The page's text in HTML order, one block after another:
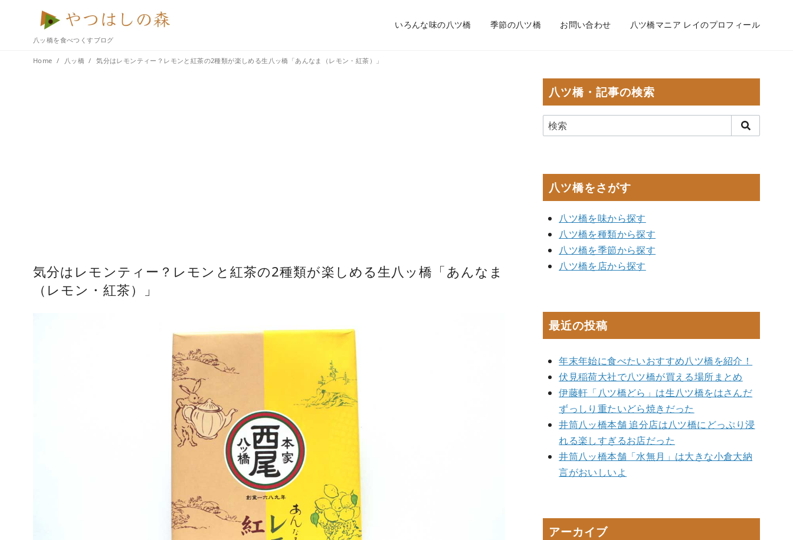
八ッ橋を食べつくすブログ
いろんな味の八ツ橋 季節の八ツ橋 お問い合わせ 八ツ橋マニア レイのプロフィール
Home 八ッ橋 気分はレモンティー？レモンと紅茶の2種類が楽しめる生八ッ橋「あんなま（レモン・紅茶）」
気分はレモンティー？レモンと紅茶の2種類が楽しめる生八ッ橋「あんなま
（レモン・紅茶）」
八ツ橋・記事の検索
八ツ橋をさがす
八ツ橋を味から探す
八ツ橋を種類から探す
八ツ橋を季節から探す
八ツ橋を店から探す
最近の投稿
年末年始に食べたいおすすめ八ツ橋を紹介！
伏見稲荷大社で八ツ橋が買える場所まとめ
伊藤軒「八ツ橋どら」は生八ツ橋をはさんだ
ずっしり重たいどら焼きだった
井筒八ッ橋本舗 追分店は八ツ橋にどっぷり浸
れる楽しすぎるお店だった
井筒八ッ橋本舗「水無月」は大きな小倉大納
言がおいしいよ
アーカイブ